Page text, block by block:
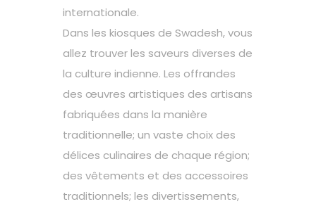
internationale.
Dans les kiosques de Swadesh, vous
allez trouver les saveurs diverses de
la culture indienne. Les offrandes
des œuvres artistiques des artisans
fabriquées dans la manière
traditionnelle; un vaste choix des
délices culinaires de chaque région;
des vêtements et des accessoires
traditionnels; les divertissements,